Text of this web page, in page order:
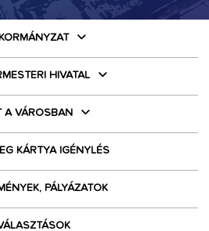
HIVATAL
A VÁROSBAN
KÁRTYA IGÉNYLÉS
PÁLYÁZATOK